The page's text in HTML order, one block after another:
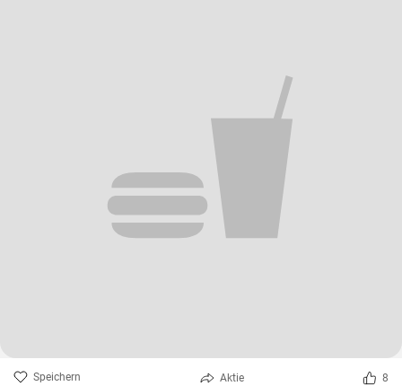
Speichern Aktie 8